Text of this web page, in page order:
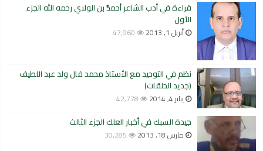
قراءة في أدب الشاعر أحمدُّ بن الولاي رحمه الله الجزء
الأول
أبريل 1, 2013 47,960
نظم في التوحيد مع الأستاذ محمد فال ولد عبد اللطيف
(جديد الحلقات)
يناير 4, 2014 42,778
جيدة السبك في أخبار العلك الجزء الثالث
مارس 18, 2013 30,285